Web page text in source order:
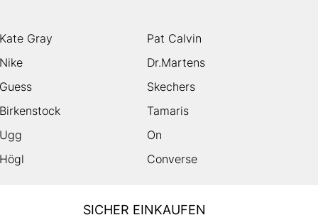
Kate Gray
Pat Calvin
Nike
Dr.Martens
Guess
Skechers
Birkenstock
Tamaris
Ugg
On
Högl Converse
SICHER EINKAUFEN